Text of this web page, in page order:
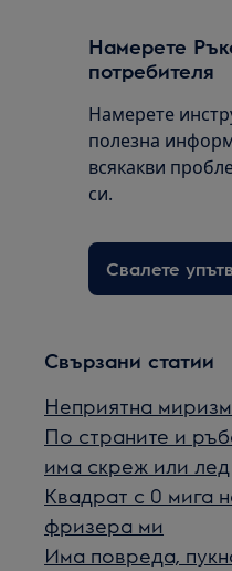
Намерете
потребителя
Намерете
полезна
всякакви
си.
Свързани статии
Неприятна
По страните и
има скреж или лед
Квадрат с 0 мига
фризера ми
Има повреда,